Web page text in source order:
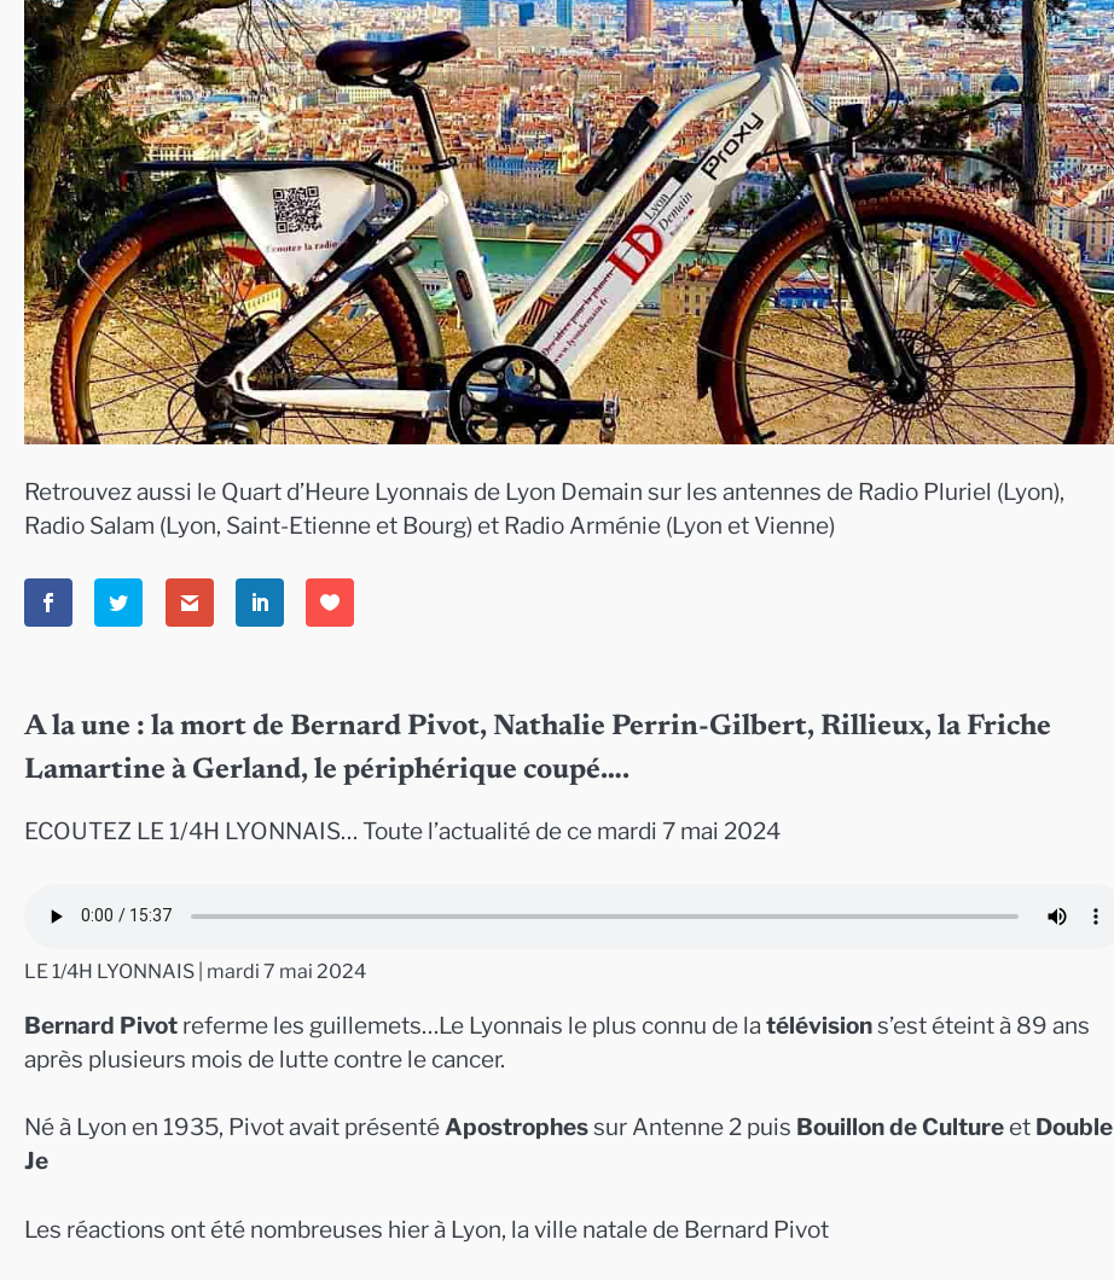
Retrouvez aussi le Quart d’Heure Lyonnais de Lyon Demain sur les antennes de Radio Pluriel (Lyon),
Radio Salam (Lyon, Saint-Etienne et Bourg) et Radio Arménie (Lyon et Vienne)
A la une : la mort de Bernard Pivot, Nathalie Perrin-Gilbert, Rillieux, la Friche
Lamartine à Gerland, le périphérique coupé….
ECOUTEZ LE 1/4H LYONNAIS… Toute l’actualité de ce mardi 7 mai 2024
LE 1/4H LYONNAIS | mardi 7 mai 2024
Bernard Pivot referme les guillemets…Le Lyonnais le plus connu de la télévisions’est éteint à 89 ans
après plusieurs mois de lutte contre le cancer.
Né à Lyon en 1935, Pivot avait présentéApostrophessur Antenne 2 puis Bouillon de Culture et Double
Je
Les réactions ont été nombreuses hier à Lyon, la ville natale de Bernard Pivot